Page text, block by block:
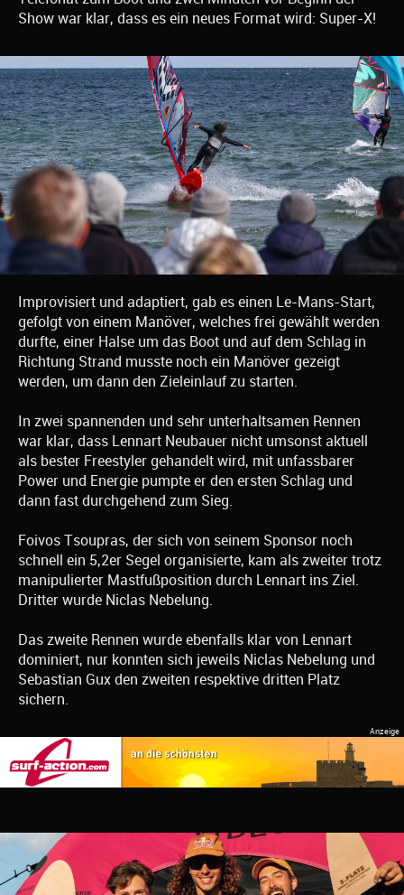
Show war klar, dass es ein neues Format wird: Super-X!
Improvisiert und adaptiert, gab es einen Le-Mans-Start,
gefolgt von einem Manöver, welches frei gewählt werden
durfte, einer Halse um das Boot und auf dem Schlag in
Richtung Strand musste noch ein Manöver gezeigt
werden, um dann den Zieleinlauf zu starten.
In zwei spannenden und sehr unterhaltsamen Rennen
war klar, dass Lennart Neubauer nicht umsonst aktuell
als bester Freestyler gehandelt wird, mit unfassbarer
Power und Energie pumpte er den ersten Schlag und
dann fast durchgehend zum Sieg.
Foivos Tsoupras, der sich von seinem Sponsor noch
schnell ein 5,2er Segel organisierte, kam als zweiter trotz
manipulierter Mastfußposition durch Lennart ins Ziel.
Dritter wurde Niclas Nebelung.
Das zweite Rennen wurde ebenfalls klar von Lennart
dominiert, nur konnten sich jeweils Niclas Nebelung und
Sebastian Gux den zweiten respektive dritten Platz
sichern.